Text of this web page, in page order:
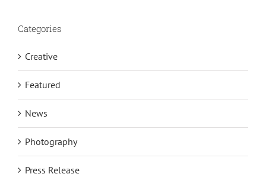
Categories
Creative
Featured
News
Photography
Press Release